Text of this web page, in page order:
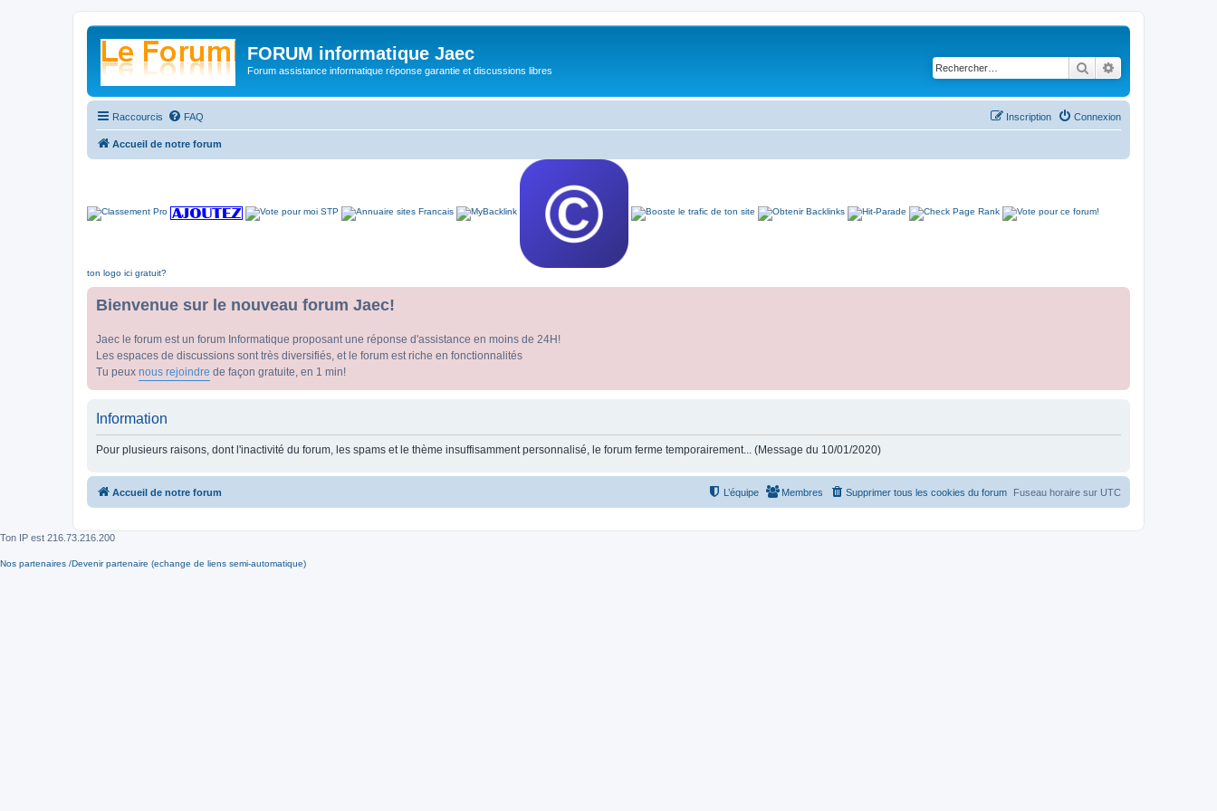
FORUM informatique Jaec
Forum assistance informatique réponse garantie et discussions libres Rechercher
Raccourcis FAQ Connexion
Inscription
Accueil de notre forum
ton logo ici gratuit?
Bienvenue sur le nouveau forum Jaec!
Jaec le forum est un forum Informatique proposant une réponse d'assistance en moins de 24H!
Les espaces de discussions sont très diversifiés, et le forum est riche en fonctionnalités
Tu peux nous rejoindre de façon gratuite, en 1 min!
Information
Pour plusieurs raisons, dont l'inactivité du forum, les spams et le thème insuffisamment personnalisé, le forum ferme temporairement... (Message du 10/01/2020)
Accueil de notre forum Fuseau horaire sur UTC
Supprimer tous les cookies du forum
Membres
L’équipe
Ton IP est 216.73.216.200
Nos partenaires /Devenir partenaire (echange de liens semi-automatique)